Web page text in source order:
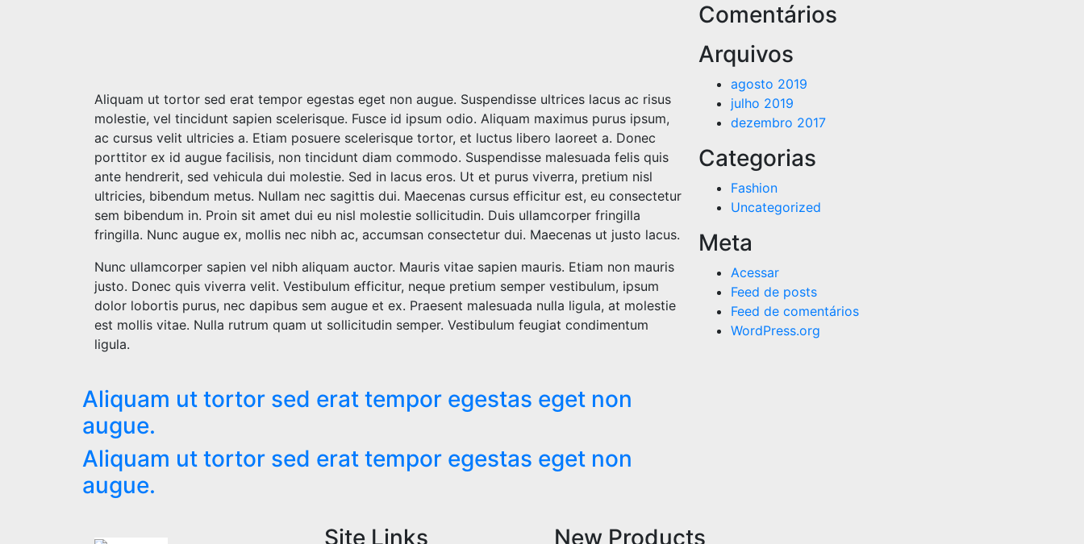
Aliquam ut tortor sed erat tempor egestas eget non augue. Suspendisse ultrices lacus ac risus
molestie, vel tincidunt sapien scelerisque. Fusce id ipsum odio. Aliquam maximus purus ipsum,
ac cursus velit ultricies a. Etiam posuere scelerisque tortor, et luctus libero laoreet a. Donec
porttitor ex id augue facilisis, non tincidunt diam commodo. Suspendisse malesuada felis quis
ante hendrerit, sed vehicula dui molestie. Sed in lacus eros. Ut et purus viverra, pretium nisl
ultricies, bibendum metus. Nullam nec sagittis dui. Maecenas cursus efficitur est, eu consectetur
sem bibendum in. Proin sit amet dui eu nisl molestie sollicitudin. Duis ullamcorper fringilla
fringilla. Nunc augue ex, mollis nec nibh ac, accumsan consectetur dui. Maecenas ut justo lacus.
Nunc ullamcorper sapien vel nibh aliquam auctor. Mauris vitae sapien mauris. Etiam non mauris
justo. Donec quis viverra velit. Vestibulum efficitur, neque pretium semper vestibulum, ipsum
dolor lobortis purus, nec dapibus sem augue et ex. Praesent malesuada nulla ligula, at molestie
est mollis vitae. Nulla rutrum quam ut sollicitudin semper. Vestibulum feugiat condimentum
ligula.
Aliquam ut tortor sed erat tempor egestas eget non
augue.
Aliquam ut tortor sed erat tempor egestas eget non
augue.
Comentários
Arquivos
agosto 2019
julho 2019
dezembro 2017
Categorias
Fashion
Uncategorized
Meta
Acessar
Feed de posts
Feed de comentários
WordPress.org
Site Links New Products